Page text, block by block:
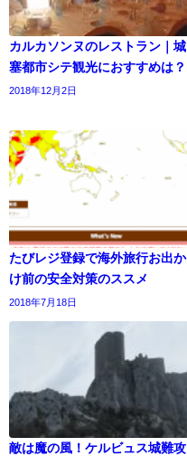
カルカソンヌのレストラン｜城
塞都市シテ観光におすすめは？
2018年12月2日
たびレジ登録で海外旅行お出か
け前の安全対策のススメ
2018年7月18日
敵は魔の風！ケルビュス城難攻